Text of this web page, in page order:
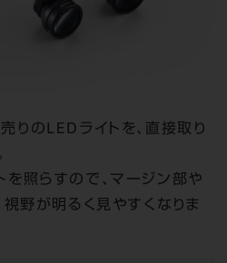
りのLEDライトを、直接取り
を照らすので、マージン部や
視野が明るく見やすくなりま